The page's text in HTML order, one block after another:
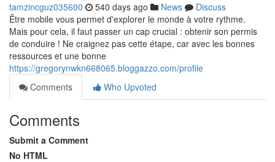
tamzincguz035600 540 days ago News
Discuss
Être mobile vous permet d'explorer le monde à votre rythme.
Mais pour cela, il faut passer un cap crucial : obtenir son permis
de conduire ! Ne craignez pas cette étape, car avec les bonnes
ressources et une bonne
https://gregorynwkn668065.bloggazzo.com/profile
Comments
Who Upvoted
Comments
Submit a Comment
No HTML